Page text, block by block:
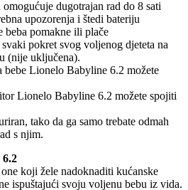
dugotrajan rad do 8 sati
upozorenja i štedi bateriju
beba pomakne ili plače
pokret svog voljenog djeteta na
(nije uključena).
bebe Lionelo Babyline 6.2 možete
Lionelo Babyline 6.2 možete spojiti
tako da ga samo trebate odmah
s njim.
koji žele nadoknaditi kućanske
ispuštajući svoju voljenu bebu iz vida.